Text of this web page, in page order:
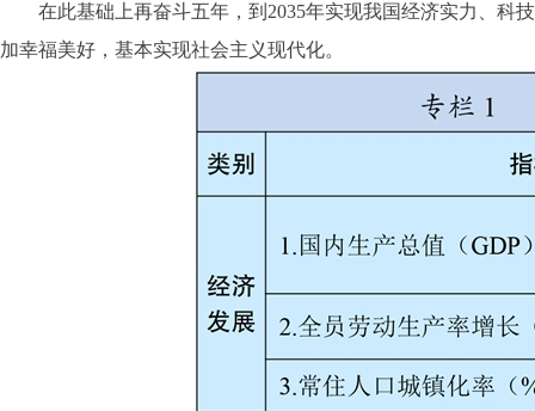
在此基础上再奋斗五年，到2035年实现我国经济实力、科
加幸福美好，基本实现社会主义现代化。